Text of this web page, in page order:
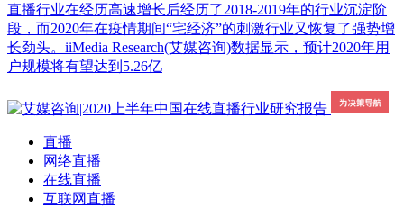
直播行业在经历高速增长后经历了2018-2019年的行业沉淀阶
段，而2020年在疫情期间“宅经济”的刺激行业又恢复了强势增
长劲头。iiMedia Research(艾媒咨询)数据显示，预计2020年用
户规模将有望达到5.26亿
直播
网络直播
在线直播
互联网直播